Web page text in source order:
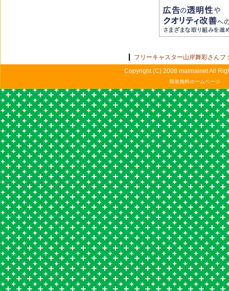
フリーキャスター山岸舞彩さんフ
Copyright (C) 2008 maimainet All
簡単無料ホームページ